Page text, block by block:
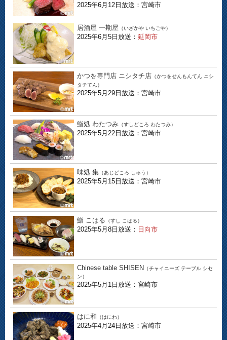
2025年6月12日放送：宮崎市
居酒屋 一期屋 （いざかや いちごや）
2025年6月5日放送： 延岡市
かつを専門店 ニシタチ店 （かつをせんもんてん ニシ
タチてん）
2025年5月29日放送：宮崎市
鮨処 わたつみ （すしどころ わたつみ）
2025年5月22日放送：宮崎市
味処 集 （あじどころ しゅう）
2025年5月15日放送：宮崎市
鮨 こはる （すし こはる）
2025年5月8日放送： 日向市
Chinese table SHISEN （チャイニーズ テーブル シセ
ン）
2025年5月1日放送：宮崎市
はに和 （はにわ）
2025年4月24日放送：宮崎市